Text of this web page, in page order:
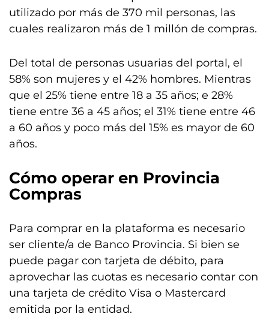
utilizado por más de 370 mil personas, las
cuales realizaron más de 1 millón de compras.
Del total de personas usuarias del portal, el
58% son mujeres y el 42% hombres. Mientras
que el 25% tiene entre 18 a 35 años; e 28%
tiene entre 36 a 45 años; el 31% tiene entre 46
a 60 años y poco más del 15% es mayor de 60
años.
Cómo operar en Provincia
Compras
Para comprar en la plataforma es necesario
ser cliente/a de Banco Provincia. Si bien se
puede pagar con tarjeta de débito, para
aprovechar las cuotas es necesario contar con
una tarjeta de crédito Visa o Mastercard
emitida por la entidad.